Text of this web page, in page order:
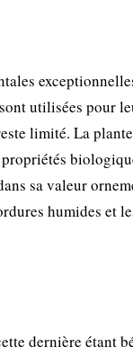
utilisées pour
limité. La
sa valeur
humides et
dernière étant